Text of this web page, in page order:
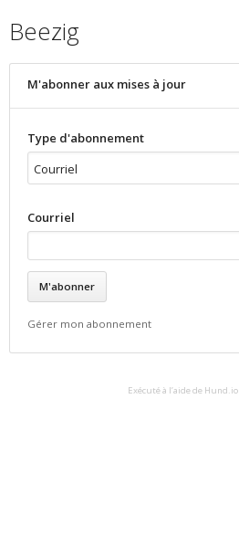
Beezig
M'abonner aux mises à jour
Type d'abonnement
Courriel
Gérer mon abonnement
Exécuté à l’aide de Hund.io